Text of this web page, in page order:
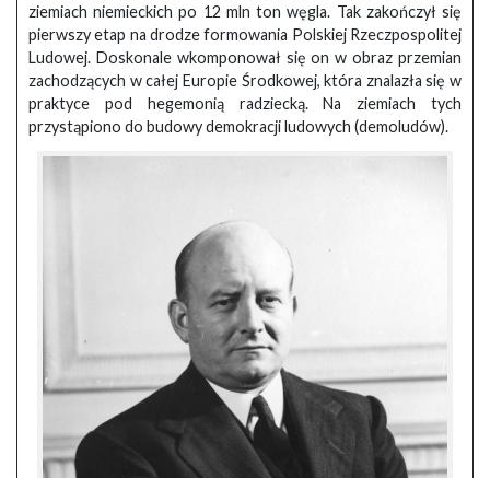
ziemiach niemieckich po 12 mln ton węgla. Tak zakończył się
pierwszy etap na drodze formowania Polskiej Rzeczpospolitej
Ludowej. Doskonale wkomponował się on w obraz przemian
zachodzących w całej Europie Środkowej, która znalazła się w
praktyce pod hegemonią radziecką. Na ziemiach tych
przystąpiono do budowy demokracji ludowych (demoludów).